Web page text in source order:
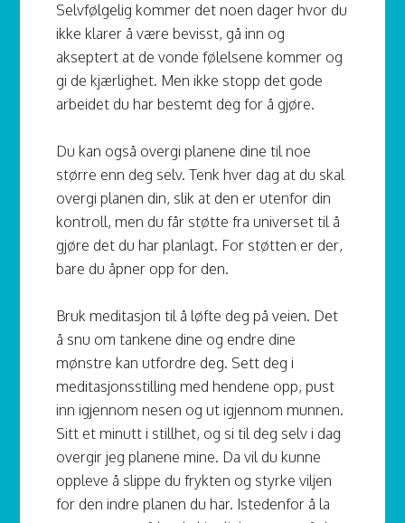
Selvfølgelig kommer det noen dager hvor du
ikke klarer å være bevisst, gå inn og
akseptert at de vonde følelsene kommer og
gi de kjærlighet. Men ikke stopp det gode
arbeidet du har bestemt deg for å gjøre.
Du kan også overgi planene dine til noe
større enn deg selv. Tenk hver dag at du skal
overgi planen din, slik at den er utenfor din
kontroll, men du får støtte fra universet til å
gjøre det du har planlagt. For støtten er der,
bare du åpner opp for den.
Bruk meditasjon til å løfte deg på veien. Det
å snu om tankene dine og endre dine
mønstre kan utfordre deg. Sett deg i
meditasjonsstilling med hendene opp, pust
inn igjennom nesen og ut igjennom munnen.
Sitt et minutt i stillhet, og si til deg selv i dag
overgir jeg planene mine. Da vil du kunne
oppleve å slippe du frykten og styrke viljen
for den indre planen du har. Istedenfor å la